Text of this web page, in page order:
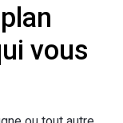
vous